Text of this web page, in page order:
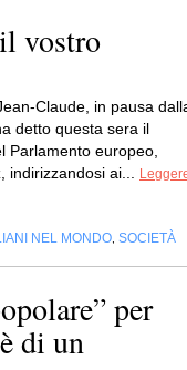
vostro
Claude, in pausa
detto questa sera il
Parlamento europeo,
indirizzandosi ai...
NEL MONDO SOCIETÀ
per
di un